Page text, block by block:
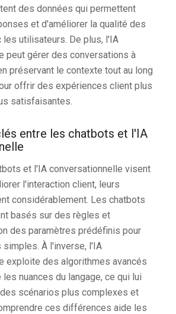
des données qui permettent
et d'améliorer la qualité des
les utilisateurs. De plus, l'IA
peut gérer des conversations à
préservant le contexte tout au long
offrir des expériences client plus
satisfaisantes.
entre les chatbots et l'IA
et l'IA conversationnelle visent
l'interaction client, leurs
considérablement. Les chatbots
basés sur des règles et
des paramètres prédéfinis pour
À l'inverse, l'IA
exploite des algorithmes avancés
nuances du langage, ce qui lui
scénarios plus complexes et
ces différences aide les